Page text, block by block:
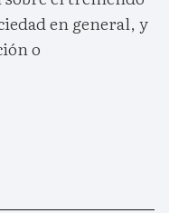
en general, y
o